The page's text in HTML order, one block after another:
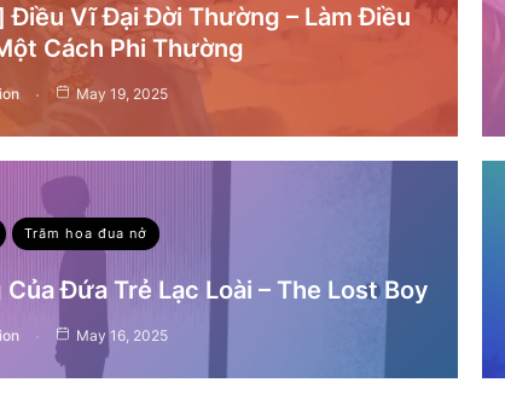
Điều Vĩ Đại Đời Thường – Làm Điều
Cách Phi Thường
May 19, 2025
Trăm hoa đua nở
Đứa Trẻ Lạc Loài – The Lost Boy
May 16, 2025